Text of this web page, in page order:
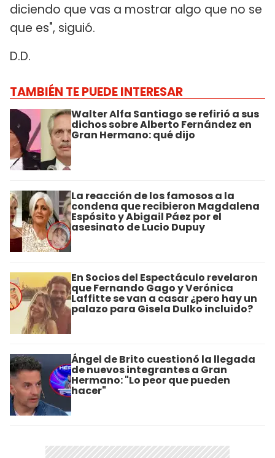
diciendo que vas a mostrar algo que no se
que es", siguió.
D.D.
TAMBIÉN TE PUEDE INTERESAR
Walter Alfa Santiago se refirió a sus
dichos sobre Alberto Fernández en
Gran Hermano: qué dijo
La reacción de los famosos a la
condena que recibieron Magdalena
Espósito y Abigail Páez por el
asesinato de Lucio Dupuy
En Socios del Espectáculo revelaron
que Fernando Gago y Verónica
Laffitte se van a casar ¿pero hay un
palazo para Gisela Dulko incluido?
Ángel de Brito cuestionó la llegada
de nuevos integrantes a Gran
Hermano: "Lo peor que pueden
hacer"